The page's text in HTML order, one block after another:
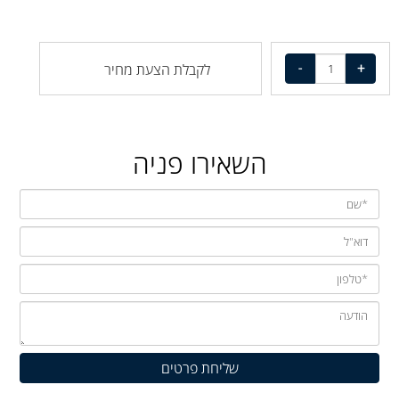
לקבלת הצעת מחיר
השאירו פניה